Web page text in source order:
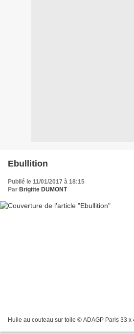
Ebullition
Publié le 11/01/2017 à 18:15
Par Brigitte DUMONT
Huile au couteau sur toile © ADAGP Paris 33